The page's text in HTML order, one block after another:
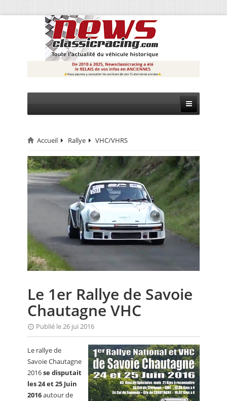
CIRCUIT
RALLYE
MONTAGNE
EVÈNEMENTS
CALENDRIER
FOCUS
ANNUAIRES
PETITES ANNONCES
Accueil Rallye VHC/VHRS
Le 1er Rallye de Savoie
Chautagne VHC
Publié le 26 jui 2016
Le rallye de
Savoie Chautagne
2016se disputait
les 24 et 25 Juin
2016autour de